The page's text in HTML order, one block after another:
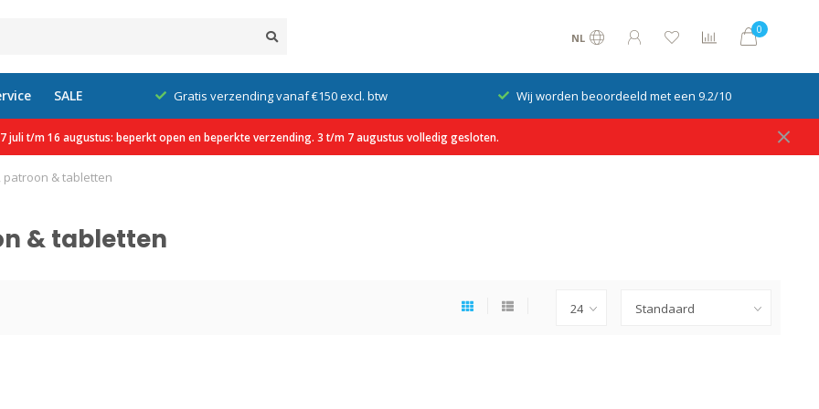
NL
0
SALE Gratis verzending vanaf €150 excl. btw Wij worden beoordeeld met een 9.2/10
juli t/m 16 augustus: beperkt open en beperkte verzending. 3 t/m 7 augustus volledig gesloten.
& tabletten
& tabletten